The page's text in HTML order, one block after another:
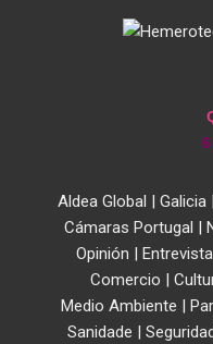
6
Aldea Global | Galicia|
Cámaras Portugal |
Opinión |
Comercio |
Medio Ambiente |
Sanidade |